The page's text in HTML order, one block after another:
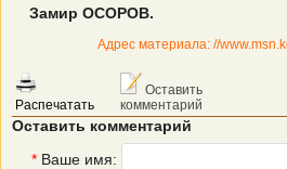
Замир ОСОРОВ.
Адрес материала: //
Распечатать
Оставить
комментарий
Оставить комментарий
* Ваше имя: